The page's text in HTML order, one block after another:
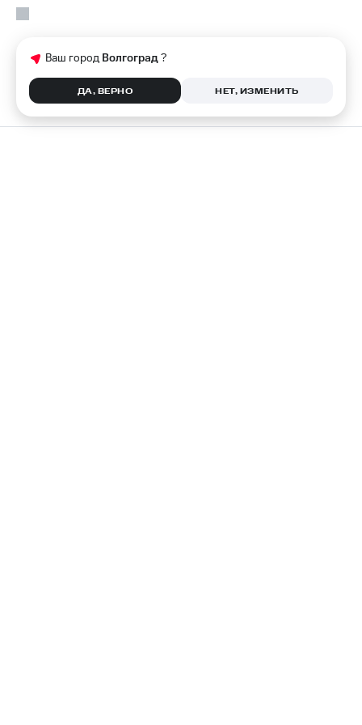
Ваш город Волгоград?
ДА, ВЕРНО НЕТ, ИЗМЕНИТЬ